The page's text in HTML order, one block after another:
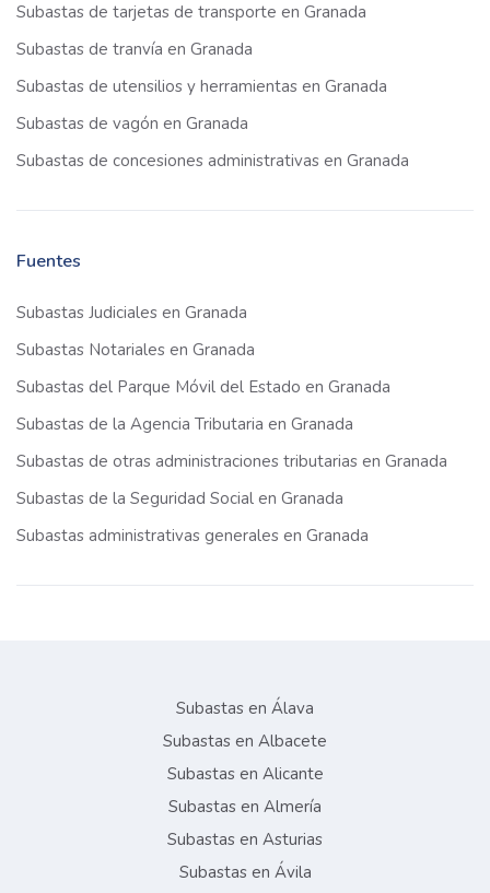
Subastas de tarjetas de transporte en Granada
Subastas de tranvía en Granada
Subastas de utensilios y herramientas en Granada
Subastas de vagón en Granada
Subastas de concesiones administrativas en Granada
Fuentes
Subastas Judiciales en Granada
Subastas Notariales en Granada
Subastas del Parque Móvil del Estado en Granada
Subastas de la Agencia Tributaria en Granada
Subastas de otras administraciones tributarias en Granada
Subastas de la Seguridad Social en Granada
Subastas administrativas generales en Granada
Subastas en Álava
Subastas en Albacete
Subastas en Alicante
Subastas en Almería
Subastas en Asturias
Subastas en Ávila